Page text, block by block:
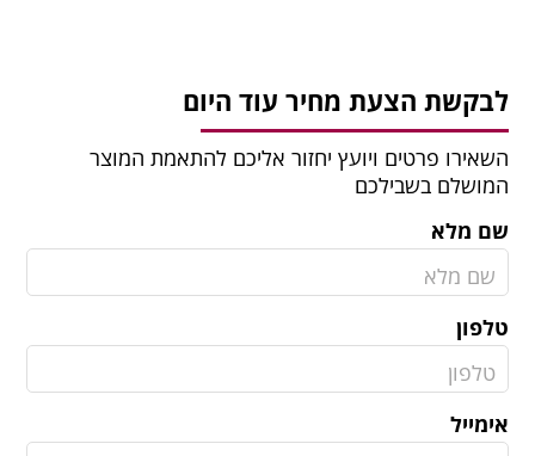
לבקשת הצעת מחיר עוד היום
השאירו פרטים ויועץ יחזור אליכם להתאמת המוצר
המושלם בשבילכם
שם מלא
טלפון
אימייל